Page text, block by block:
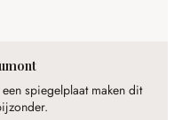
spiegelplaat maken dit